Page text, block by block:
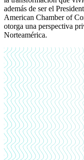
además de ser el
American Chamber of
otorga una perspectiva
Norteamérica.